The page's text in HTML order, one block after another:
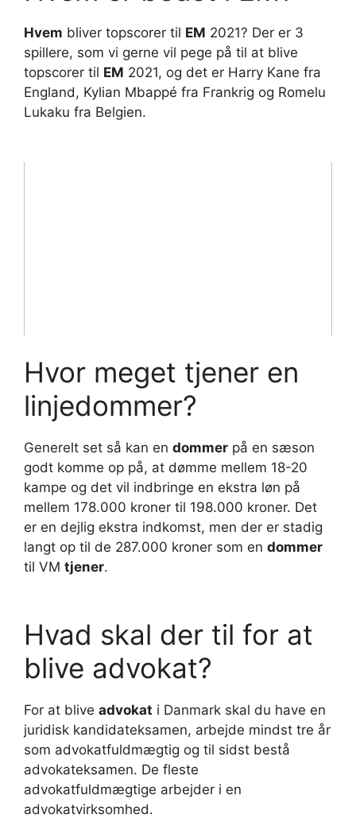
Hvem bliver topscorer til EM 2021? Der er 3
spillere, som vi gerne vil pege på til at blive
topscorer til EM 2021, og det er Harry Kane fra
England, Kylian Mbappé fra Frankrig og Romelu
Lukaku fra Belgien.
Hvor meget tjener en
linjedommer?
Generelt set så kan en dommer på en sæson
godt komme op på, at dømme mellem 18-20
kampe og det vil indbringe en ekstra løn på
mellem 178.000 kroner til 198.000 kroner. Det
er en dejlig ekstra indkomst, men der er stadig
langt op til de 287.000 kroner som en dommer
til VM tjener.
Hvad skal der til for at
blive advokat?
For at blive advokat i Danmark skal du have en
juridisk kandidateksamen, arbejde mindst tre år
som advokatfuldmægtig og til sidst bestå
advokateksamen. De fleste
advokatfuldmægtige arbejder i en
advokatvirksomhed.